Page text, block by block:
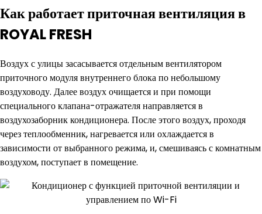
Как работает приточная вентиляция в
ROYAL FRESH
Воздух с улицы засасывается отдельным вентилятором
приточного модуля внутреннего блока по небольшому
воздуховоду. Далее воздух очищается и при помощи
специального клапана-отражателя направляется в
воздухозаборник кондиционера. После этого воздух, проходя
через теплообменник, нагревается или охлаждается в
зависимости от выбранного режима, и, смешиваясь с комнатным
воздухом, поступает в помещение.